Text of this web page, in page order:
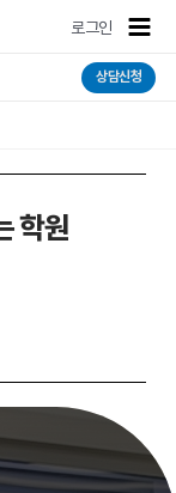
로그인
Main
상담신청
학원